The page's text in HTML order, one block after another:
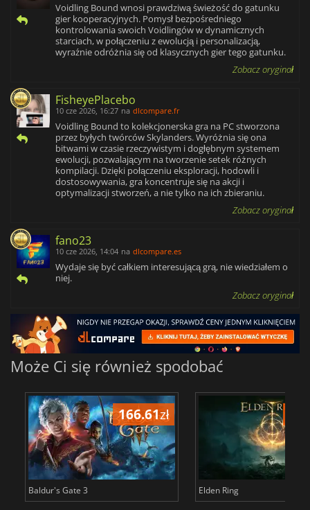
Voidling Bound wnosi prawdziwą świeżość do gatunku
gier kooperacyjnych. Pomysł bezpośredniego
kontrolowania swoich Voidlingów w dynamicznych
starciach, w połączeniu z ewolucją i personalizacją,
wyraźnie odróżnia się od klasycznych gier tego gatunku.
Zobacz oryginał
FisheyePlacebo
10 cze 2026, 16:27 na dlcompare.fr
Voidling Bound to kolekcjonerska gra na PC stworzona
przez byłych twórców Skylanders. Wyróżnia się ona
bitwami w czasie rzeczywistym i dogłębnym systemem
ewolucji, pozwalającym na tworzenie setek różnych
kompilacji. Dzięki połączeniu eksploracji, hodowli i
dostosowywania, gra koncentruje się na akcji i
optymalizacji stworzeń, a nie tylko na ich zbieraniu.
Zobacz oryginał
fano23
10 cze 2026, 14:04 na dlcompare.es
Wydaje się być całkiem interesującą grą, nie wiedziałem o
niej.
Zobacz oryginał
Może Ci się również spodobać
166.61zł
Baldur's Gate 3 Elden Ring